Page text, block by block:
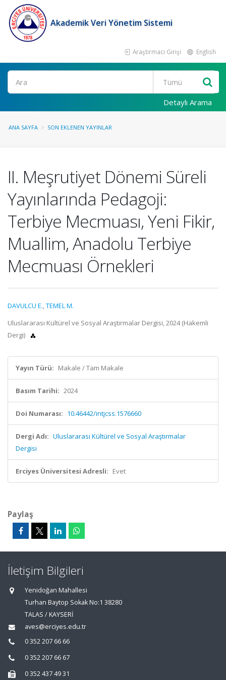
Akademik Veri Yönetim Sistemi
Araştırmacı Girişi English
Ara
Detaylı Arama
ANA SAYFA SON EKLENEN YAYINLAR
II. Meşrutiyet Dönemi Süreli
Yayınlarında Pedagoji:
Terbiye Mecmuası, Yeni Fikir,
Muallim, Anadolu Terbiye
Mecmuası Örnekleri
DAVULCU E.,TEMEL M.
Uluslararası Kültürel ve Sosyal Araştırmalar Dergisi, 2024 (Hakemli
Dergi)
Yayın Türü: Makale / Tam Makale
Basım Tarihi: 2024
Doi Numarası: 10.46442/intjcss.1576660
Dergi Adı: Uluslararası Kültürel ve Sosyal Araştırmalar
Dergisi
Erciyes Üniversitesi Adresli: Evet
Paylaş
İletişim Bilgileri
Yenidoğan Mahallesi
Turhan Baytop Sokak No:1 38280
TALAS / KAYSERİ
aves@erciyes.edu.tr
0 352 207 66 66
0 352 207 66 67
0 352 437 49 31